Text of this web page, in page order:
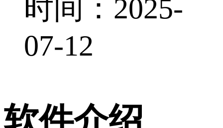
时间：2025-
07-12